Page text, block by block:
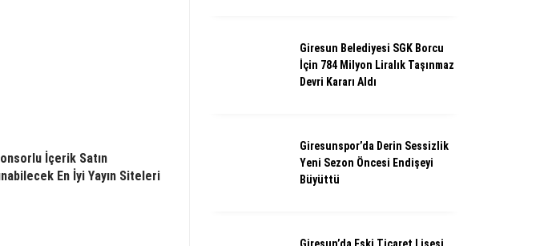
İçerik Satın
En İyi Yayın Siteleri
Giresun Belediyesi SGK Borcu
İçin 784 Milyon Liralık Taşınmaz
Devri Kararı Aldı
Giresunspor’da Derin Sessizlik
Yeni Sezon Öncesi Endişeyi
Büyüttü